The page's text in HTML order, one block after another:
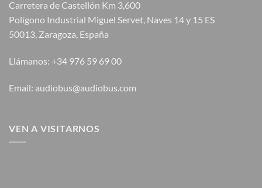
Carretera de Castellón Km 3,600
Polígono Industrial Miguel Servet, Naves 14 y 15 ES
50013, Zaragoza, España
Llámanos: +34 976 59 69 00
Email: audiobus@audiobus.com
VEN A VISITARNOS